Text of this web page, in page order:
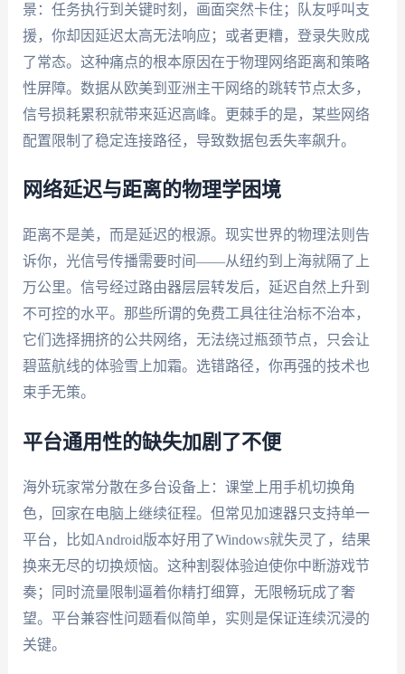
景：任务执行到关键时刻，画面突然卡住；队友呼叫支
援，你却因延迟太高无法响应；或者更糟，登录失败成
了常态。这种痛点的根本原因在于物理网络距离和策略
性屏障。数据从欧美到亚洲主干网络的跳转节点太多，
信号损耗累积就带来延迟高峰。更棘手的是，某些网络
配置限制了稳定连接路径，导致数据包丢失率飙升。
网络延迟与距离的物理学困境
距离不是美，而是延迟的根源。现实世界的物理法则告
诉你，光信号传播需要时间——从纽约到上海就隔了上
万公里。信号经过路由器层层转发后，延迟自然上升到
不可控的水平。那些所谓的免费工具往往治标不治本，
它们选择拥挤的公共网络，无法绕过瓶颈节点，只会让
碧蓝航线的体验雪上加霜。选错路径，你再强的技术也
束手无策。
平台通用性的缺失加剧了不便
海外玩家常分散在多台设备上：课堂上用手机切换角
色，回家在电脑上继续征程。但常见加速器只支持单一
平台，比如Android版本好用了Windows就失灵了，结果
换来无尽的切换烦恼。这种割裂体验迫使你中断游戏节
奏；同时流量限制逼着你精打细算，无限畅玩成了奢
望。平台兼容性问题看似简单，实则是保证连续沉浸的
关键。